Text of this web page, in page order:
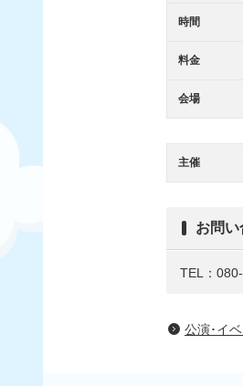
時間
料金
会場
主催
お問
TEL：
公演･イ